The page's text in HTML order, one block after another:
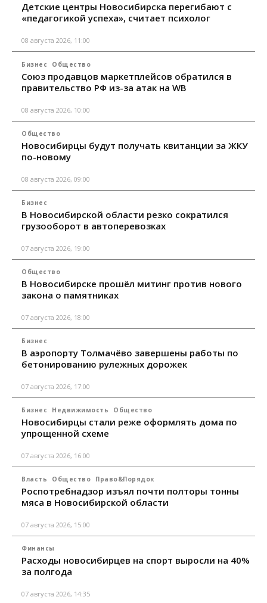
Детские центры Новосибирска перегибают с
«педагогикой успеха», считает психолог
08 августа 2026, 11:00
Бизнес Общество
Союз продавцов маркетплейсов обратился в
правительство РФ из-за атак на WB
08 августа 2026, 10:00
Общество
Новосибирцы будут получать квитанции за ЖКУ
по-новому
08 августа 2026, 09:00
Бизнес
В Новосибирской области резко сократился
грузооборот в автоперевозках
07 августа 2026, 19:00
Общество
В Новосибирске прошёл митинг против нового
закона о памятниках
07 августа 2026, 18:00
Бизнес
В аэропорту Толмачёво завершены работы по
бетонированию рулежных дорожек
07 августа 2026, 17:00
Бизнес Недвижимость Общество
Новосибирцы стали реже оформлять дома по
упрощенной схеме
07 августа 2026, 16:00
Власть Общество Право&Порядок
Роспотребнадзор изъял почти полторы тонны
мяса в Новосибирской области
07 августа 2026, 15:00
Финансы
Расходы новосибирцев на спорт выросли на 40%
за полгода
07 августа 2026, 14:35